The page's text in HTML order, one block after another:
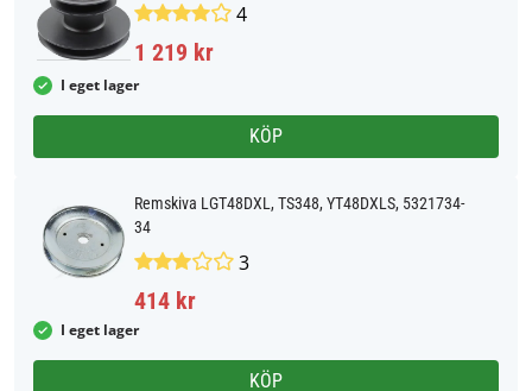
4
1 219 kr
I eget lager
KÖP
Remskiva LGT48DXL, TS348, YT48DXLS, 5321734-
34
3
414 kr
I eget lager
KÖP